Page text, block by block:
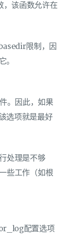
该函数允许在
限制，因
。
。因此，如果
选项就是最好
处理是不够
些工作（如根
配置选项